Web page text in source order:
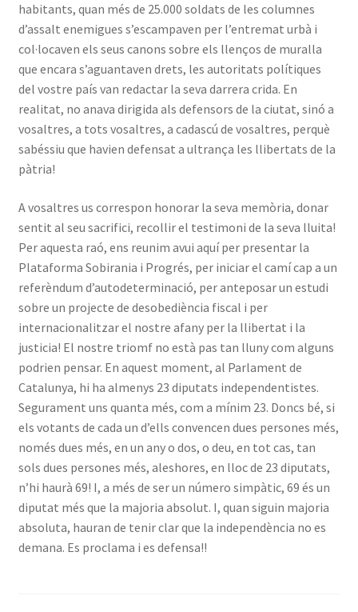
habitants, quan més de 25.000 soldats de les columnes
d’assalt enemigues s’escampaven per l’entremat urbà i
col·locaven els seus canons sobre els llenços de muralla
que encara s’aguantaven drets, les autoritats polítiques
del vostre país van redactar la seva darrera crida. En
realitat, no anava dirigida als defensors de la ciutat, sinó a
vosaltres, a tots vosaltres, a cadascú de vosaltres, perquè
sabéssiu que havien defensat a ultrança les llibertats de la
pàtria!
A vosaltres us correspon honorar la seva memòria, donar
sentit al seu sacrifici, recollir el testimoni de la seva lluita!
Per aquesta raó, ens reunim avui aquí per presentar la
Plataforma Sobirania i Progrés, per iniciar el camí cap a un
referèndum d’autodeterminació, per anteposar un estudi
sobre un projecte de desobediència fiscal i per
internacionalitzar el nostre afany per la llibertat i la
justicia! El nostre triomf no està pas tan lluny com alguns
podrien pensar. En aquest moment, al Parlament de
Catalunya, hi ha almenys 23 diputats independentistes.
Segurament uns quanta més, com a mínim 23. Doncs bé, si
els votants de cada un d’ells convencen dues persones més,
només dues més, en un any o dos, o deu, en tot cas, tan
sols dues persones més, aleshores, en lloc de 23 diputats,
n’hi haurà 69! I, a més de ser un número simpàtic, 69 és un
diputat més que la majoria absolut. I, quan siguin majoria
absoluta, hauran de tenir clar que la independència no es
demana. Es proclama i es defensa!!